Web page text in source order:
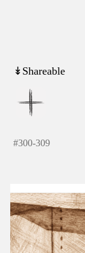
↡Shareable
#300-309